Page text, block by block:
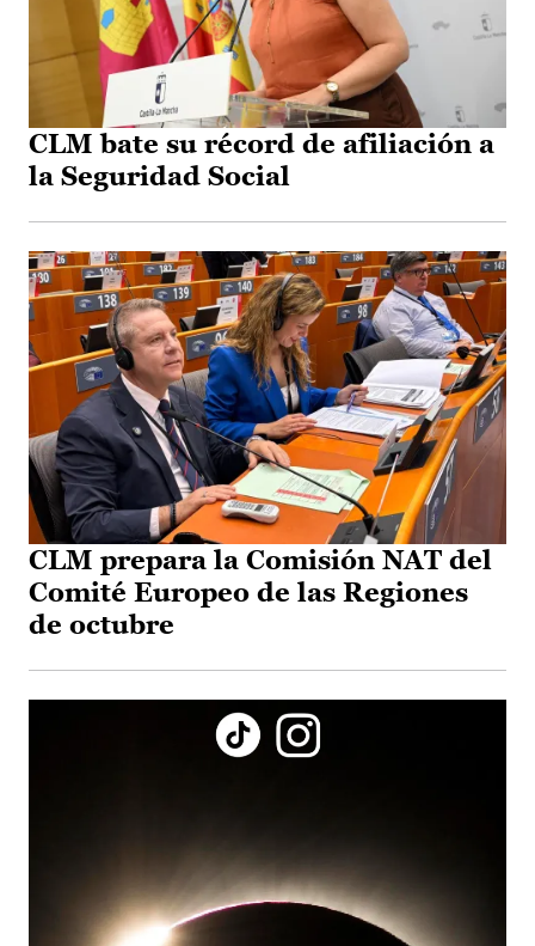
CLM bate su récord de afiliación a
la Seguridad Social
CLM prepara la Comisión NAT del
Comité Europeo de las Regiones
de octubre